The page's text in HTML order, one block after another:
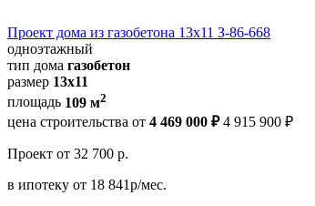
Проект дома из газобетона 13х11 З-86-668
одноэтажный
тип дома газобетон
размер 13x11
площадь 109 м2
цена строительства от 4 469 000 ₽ 4 915 900 ₽
Проект от 32 700 р.
в ипотеку от 18 841р/мес.